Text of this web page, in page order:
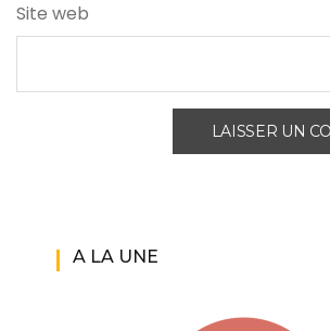
Site web
A LA UNE